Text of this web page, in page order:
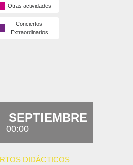
Otras actividades
Conciertos
Extraordinarios
SEPTIEMBRE
00:00
DIDÁCTICOS